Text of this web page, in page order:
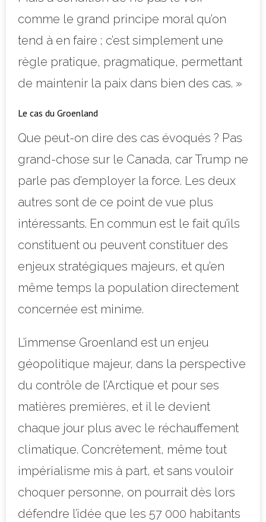
comme le grand principe moral qu’on
tend à en faire ; c’est simplement une
règle pratique, pragmatique, permettant
de maintenir la paix dans bien des cas. »
Le cas du Groenland
Que peut-on dire des cas évoqués ? Pas
grand-chose sur le Canada, car Trump ne
parle pas d’employer la force. Les deux
autres sont de ce point de vue plus
intéressants. En commun est le fait qu’ils
constituent ou peuvent constituer des
enjeux stratégiques majeurs, et qu’en
même temps la population directement
concernée est minime.
L’immense Groenland est un enjeu
géopolitique majeur, dans la perspective
du contrôle de l’Arctique et pour ses
matières premières, et il le devient
chaque jour plus avec le réchauffement
climatique. Concrètement, même tout
impérialisme mis à part, et sans vouloir
choquer personne, on pourrait dès lors
défendre l’idée que les 57 000 habitants